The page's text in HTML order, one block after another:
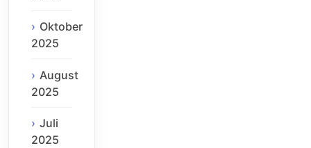
Oktober
2025
August
2025
Juli
2025